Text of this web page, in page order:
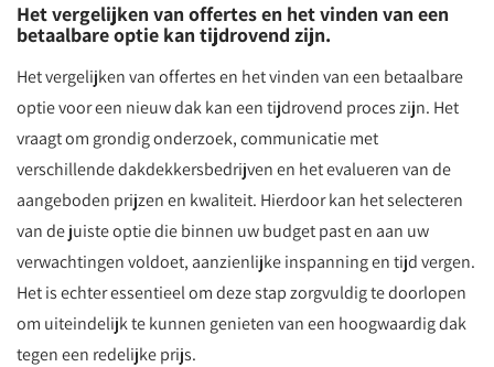
Het vergelijken van offertes en het vinden van een
betaalbare optie kan tijdrovend zijn.
Het vergelijken van offertes en het vinden van een betaalbare
optie voor een nieuw dak kan een tijdrovend proces zijn. Het
vraagt om grondig onderzoek, communicatie met
verschillende dakdekkersbedrijven en het evalueren van de
aangeboden prijzen en kwaliteit. Hierdoor kan het selecteren
van de juiste optie die binnen uw budget past en aan uw
verwachtingen voldoet, aanzienlijke inspanning en tijd vergen.
Het is echter essentieel om deze stap zorgvuldig te doorlopen
om uiteindelijk te kunnen genieten van een hoogwaardig dak
tegen een redelijke prijs.